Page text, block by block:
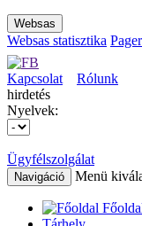
Websas
Websas statisztika
Kapcsolat
Rólunk
hirdetés
Nyelvek:
Ügyfélszolgálat
Navigáció Menü